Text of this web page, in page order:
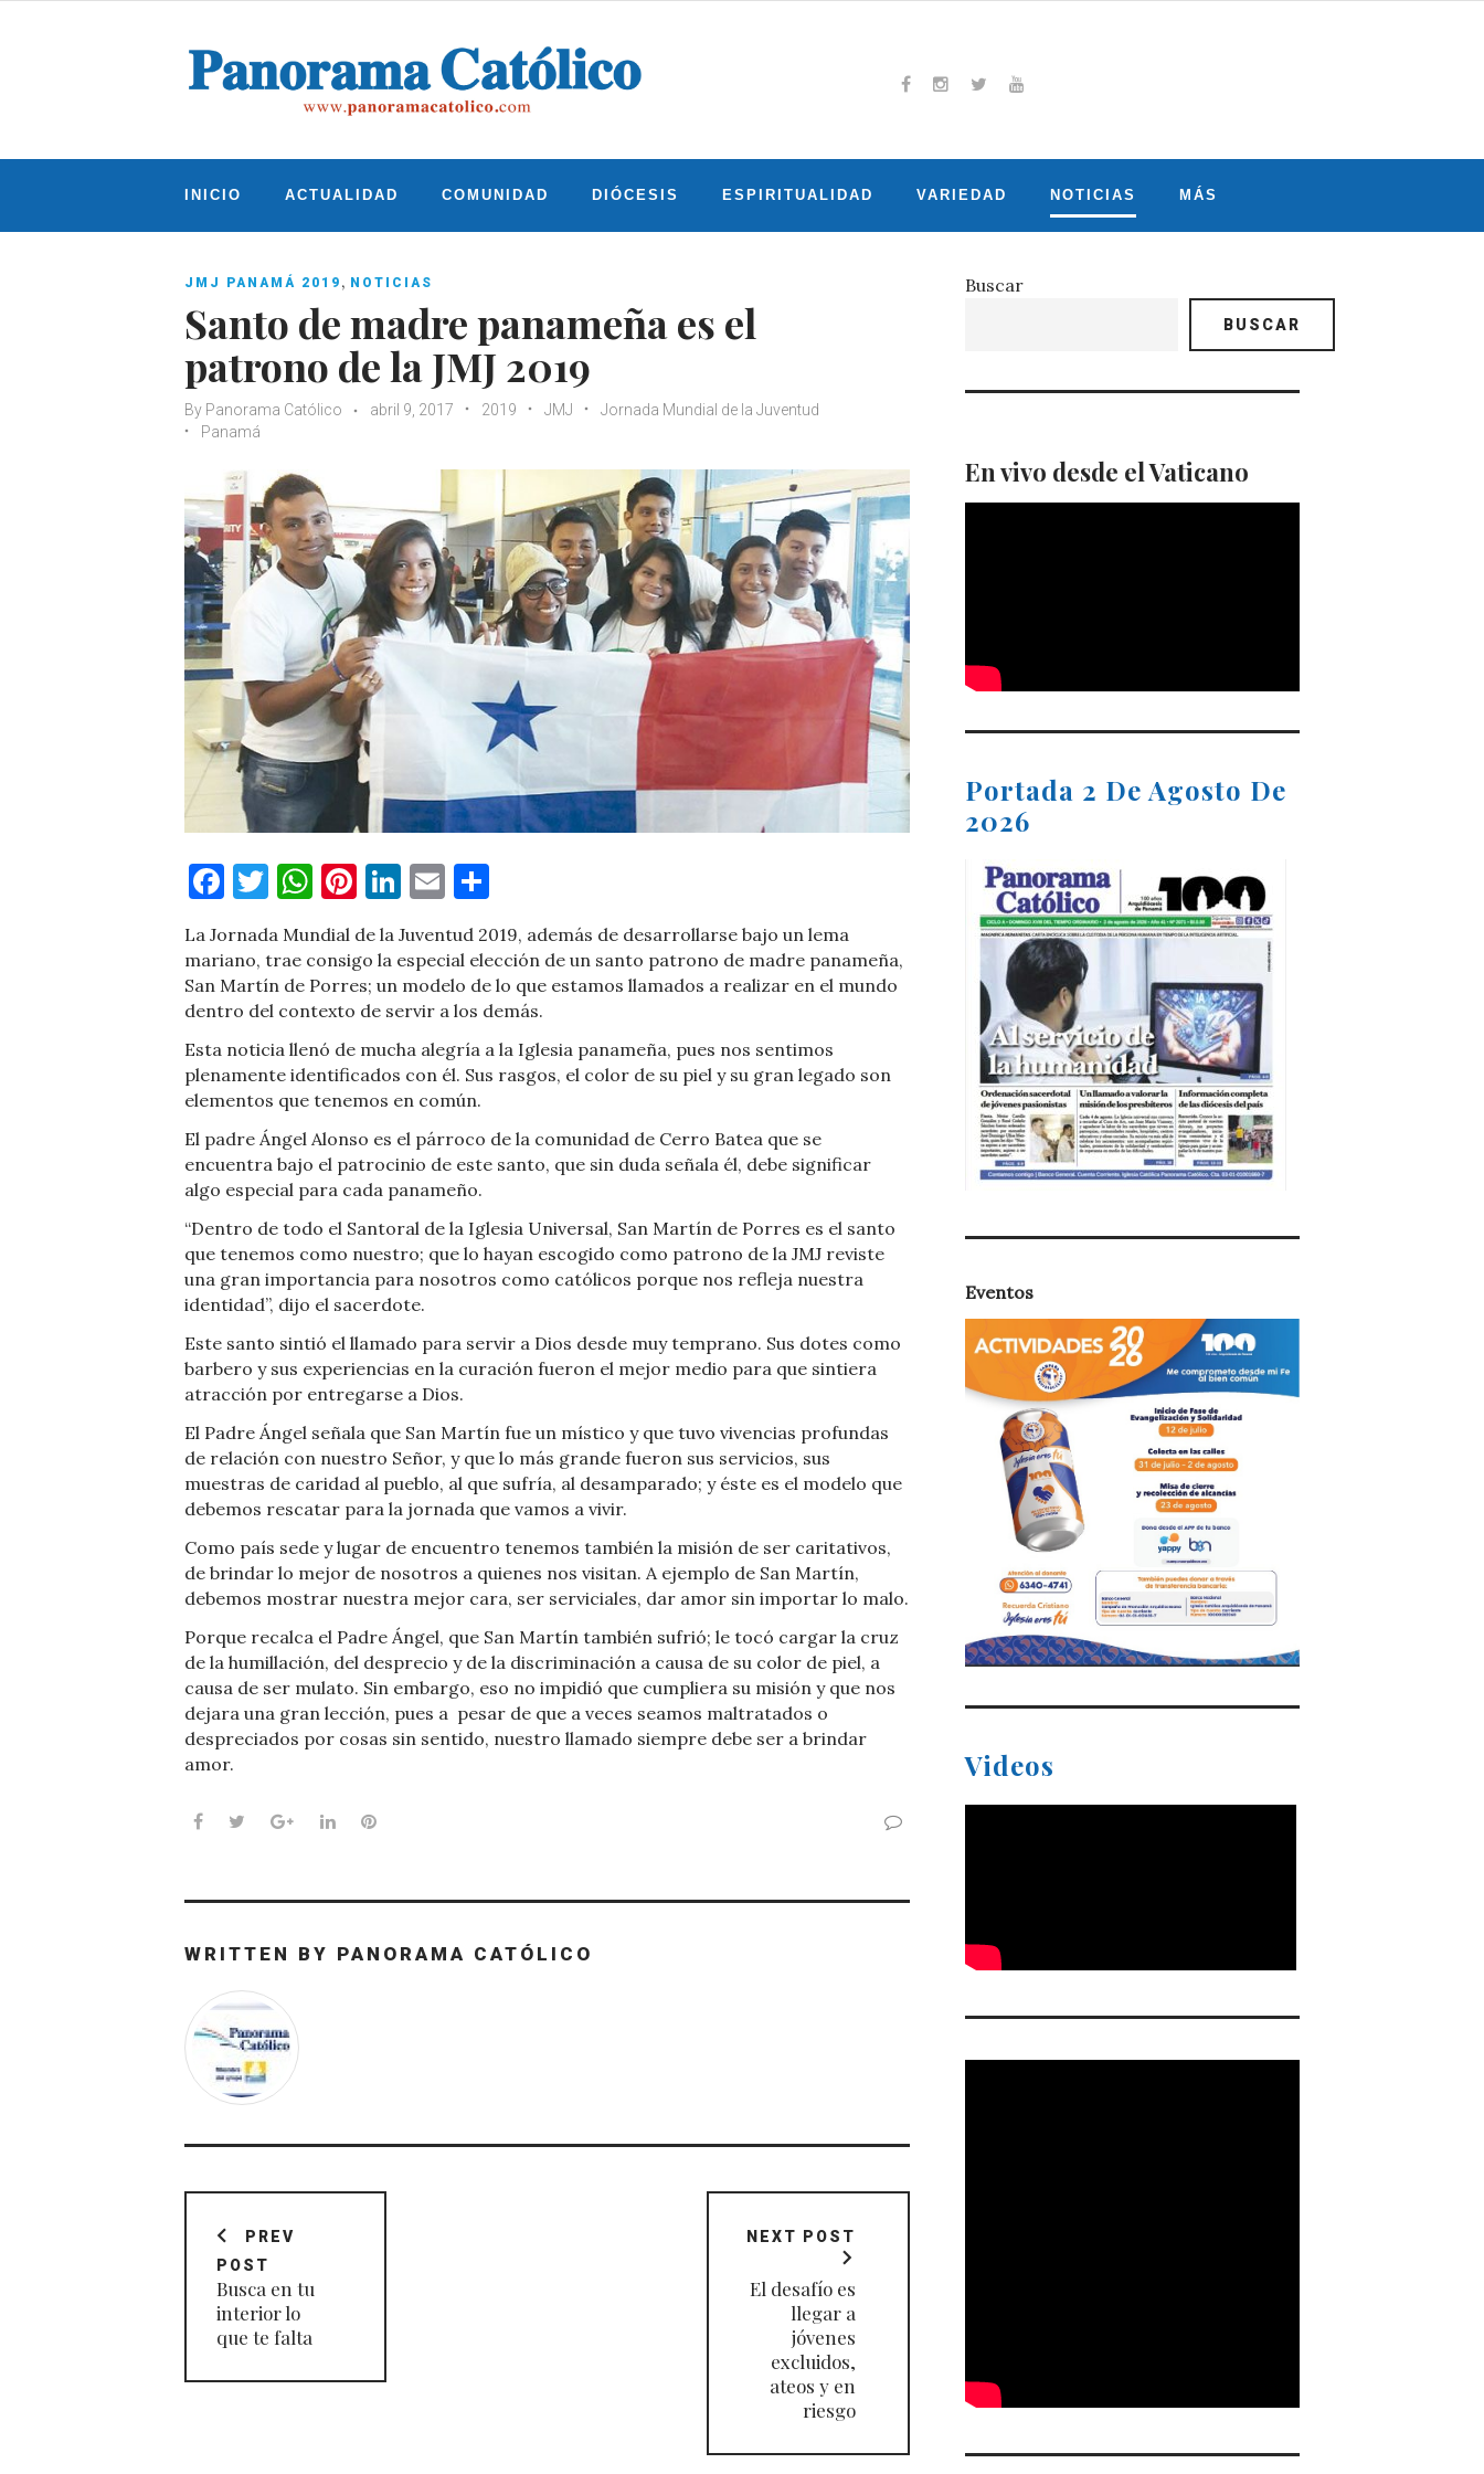
INICIO ACTUALIDAD COMUNIDAD DIÓCESIS ESPIRITUALIDAD VARIEDAD NOTICIAS MÁS
JMJ PANAMÁ 2019 , NOTICIAS
Santo de madre panameña es el
patrono de la JMJ 2019
By Panorama Católico abril 9, 2017 2019 JMJ
Jornada Mundial de la Juventud
Panamá
Facebook
Twitter
WhatsApp
Pinterest
LinkedIn
Email
La Jornada Mundial de la Juventud 2019, además de desarrollarse bajo un lema
mariano, trae consigo la especial elección de un santo patrono de madre panameña,
San Martín de Porres; un modelo de lo que estamos llamados a realizar en el mundo
dentro del contexto de servir a los demás.
Esta noticia llenó de mucha alegría a la Iglesia panameña, pues nos sentimos
plenamente identificados con él. Sus rasgos, el color de su piel y su gran legado son
elementos que tenemos en común.
El padre Ángel Alonso es el párroco de la comunidad de Cerro Batea que se
encuentra bajo el patrocinio de este santo, que sin duda señala él, debe significar
algo especial para cada panameño.
“Dentro de todo el Santoral de la Iglesia Universal, San Martín de Porres es el santo
que tenemos como nuestro; que lo hayan escogido como patrono de la JMJ reviste
una gran importancia para nosotros como católicos porque nos refleja nuestra
identidad”, dijo el sacerdote.
Este santo sintió el llamado para servir a Dios desde muy temprano. Sus dotes como
barbero y sus experiencias en la curación fueron el mejor medio para que sintiera
atracción por entregarse a Dios.
El Padre Ángel señala que San Martín fue un místico y que tuvo vivencias profundas
de relación con nuestro Señor, y que lo más grande fueron sus servicios, sus
muestras de caridad al pueblo, al que sufría, al desamparado; y éste es el modelo que
debemos rescatar para la jornada que vamos a vivir.
Como país sede y lugar de encuentro tenemos también la misión de ser caritativos,
de brindar lo mejor de nosotros a quienes nos visitan. A ejemplo de San Martín,
debemos mostrar nuestra mejor cara, ser serviciales, dar amor sin importar lo malo.
Porque recalca el Padre Ángel, que San Martín también sufrió; le tocó cargar la cruz
de la humillación, del desprecio y de la discriminación a causa de su color de piel, a
causa de ser mulato. Sin embargo, eso no impidió que cumpliera su misión y que nos
dejara una gran lección, pues a pesar de que a veces seamos maltratados o
despreciados por cosas sin sentido, nuestro llamado siempre debe ser a brindar
amor.
Facebook
TwitterGoogle+LinkedInPinterest
WRITTEN BY PANORAMA CATÓLICO
de
entradas
PREV
POST
Busca en tu
interior lo
que te falta
NEXT POST
El desafío es
llegar a
jóvenes
excluidos,
ateos y en
riesgo
Buscar
BUSCAR
En vivo desde el Vaticano
Portada 2 De Agosto De
2026
Eventos
Videos